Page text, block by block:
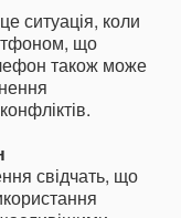
ситуація, коли
що
також може
свідчать, що